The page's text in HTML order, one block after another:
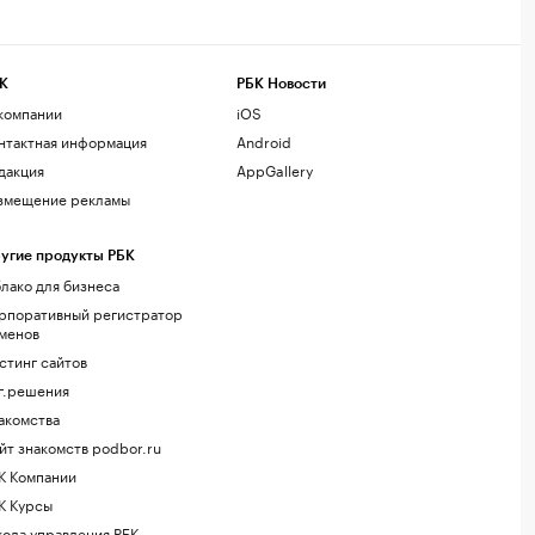
информация
рекламы
продукты РБК
для бизнеса
регистратор
сайтов
знакомств podbor.ru
Компании
Курсы
РБК Новости
iOS
Android
AppGallery